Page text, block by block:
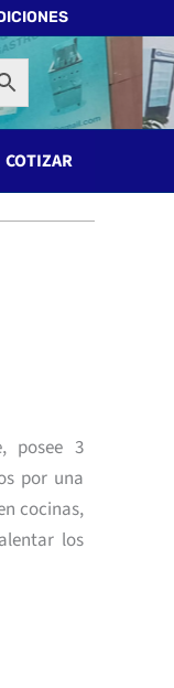
COTIZAR
posee 3
por una
cocinas,
los